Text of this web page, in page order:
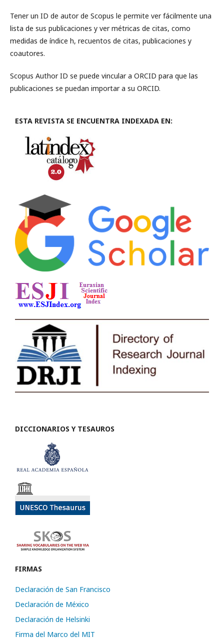
Tener un ID de autor de Scopus le permite ver fácilmente una
lista de sus publicaciones y ver métricas de citas, como
medidas de índice h, recuentos de citas, publicaciones y
coautores.
Scopus Author ID se puede vincular a ORCID para que las
publicaciones se puedan importar a su ORCID.
ESTA REVISTA SE ENCUENTRA INDEXADA EN:
DICCIONARIOS Y TESAUROS
FIRMAS
Declaración de San Francisco
Declaración de México
Declaración de Helsinki
Firma del Marco del MIT